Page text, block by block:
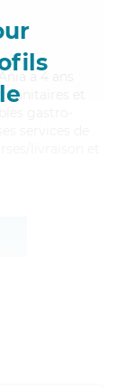
a 4 ans
et
livraison et